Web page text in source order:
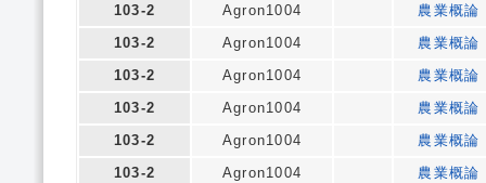
103-2
Agron1004
農業概論
103-2
Agron1004
農業概論
103-2
Agron1004
農業概論
103-2
Agron1004
農業概論
103-2
Agron1004
農業概論
103-2
Agron1004
農業概論